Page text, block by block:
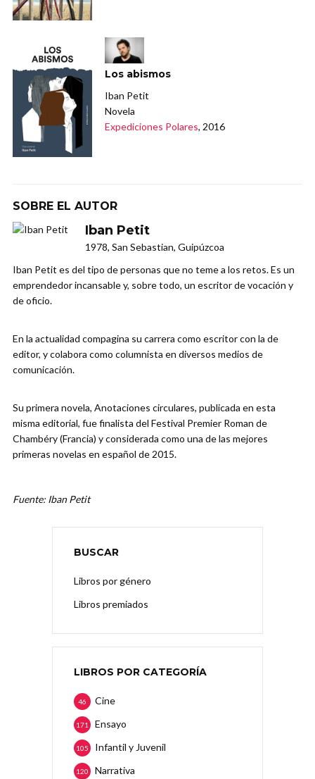
Los abismos
Iban Petit
Novela
Expediciones Polares, 2016
SOBRE EL AUTOR
Iban Petit
1978, San Sebastian, Guipúzcoa
Iban Petit es del tipo de personas que no teme a los retos. Es un
emprendedor incansable y, sobre todo, un escritor de vocación y
de oficio.
En la actualidad compagina su carrera como escritor con la de
editor, y colabora como columnista en diversos medios de
comunicación.
Su primera novela, Anotaciones circulares, publicada en esta
misma editorial, fue finalista del Festival Premier Roman de
Chambéry (Francia) y considerada como una de las mejores
primeras novelas en español de 2015.
Fuente: Iban Petit
BUSCAR
Libros por género
Libros premiados
LIBROS POR CATEGORÍA
Cine
46
Ensayo
171
Infantil y Juvenil
105
Narrativa
120